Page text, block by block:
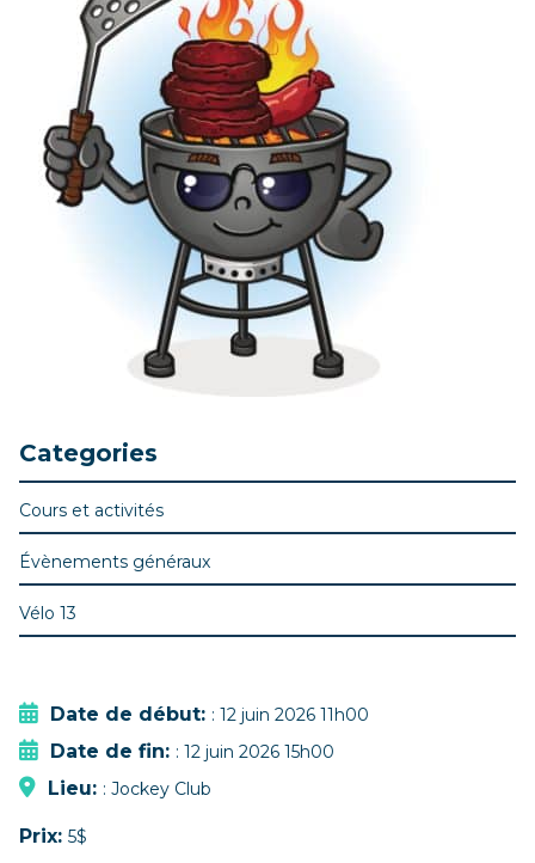
Categories
Cours et activités
Évènements généraux
Vélo 13
Date de début: : 12 juin 2026 11h00
Date de fin: : 12 juin 2026 15h00
Lieu: : Jockey Club
Prix: 5$